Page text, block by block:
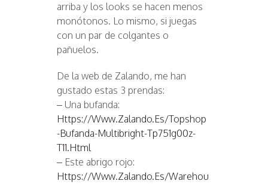
arriba y los looks se hacen menos
monótonos. Lo mismo, si juegas
con un par de colgantes o
pañuelos.
De la web de Zalando, me han
gustado estas 3 prendas:
– Una bufanda:
Https://www.zalando.es/topshop
-bufanda-Multibright-Tp751g00z-
T11.html
– Este abrigo rojo:
Https://www.zalando.es/warehou